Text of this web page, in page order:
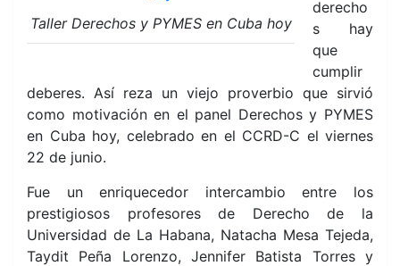
Taller Derechos y PYMES en Cuba hoy
derecho
s hay
que
cumplir
deberes. Así reza un viejo proverbio que sirvió
como motivación en el panel Derechos y PYMES
en Cuba hoy, celebrado en el CCRD-C el viernes
22 de junio.
Fue un enriquecedor intercambio entre los
prestigiosos profesores de Derecho de la
Universidad de La Habana, Natacha Mesa Tejeda,
Taydit Peña Lorenzo, Jennifer Batista Torres y